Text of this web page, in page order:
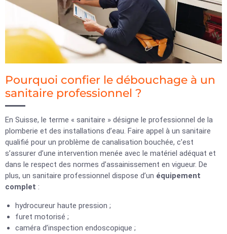
Pourquoi confier le débouchage à un
sanitaire professionnel ?
En Suisse, le terme « sanitaire » désigne le professionnel de la
plomberie et des installations d’eau. Faire appel à un sanitaire
qualifié pour un problème de canalisation bouchée, c’est
s’assurer d’une intervention menée avec le matériel adéquat et
dans le respect des normes d’assainissement en vigueur. De
plus, un sanitaire professionnel dispose d’un équipement
complet :
hydrocureur haute pression ;
furet motorisé ;
caméra d’inspection endoscopique ;